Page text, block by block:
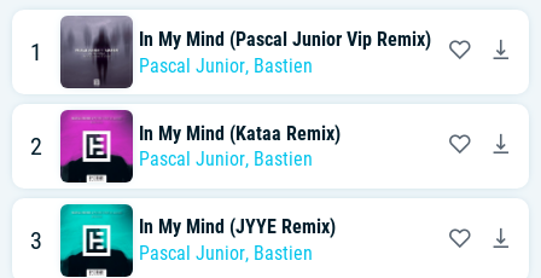
1
In My Mind (Pascal Junior Vip Remix)
Pascal Junior, Bastien
2
In My Mind (Kataa Remix)
Pascal Junior, Bastien
3
In My Mind (JYYE Remix)
Pascal Junior, Bastien